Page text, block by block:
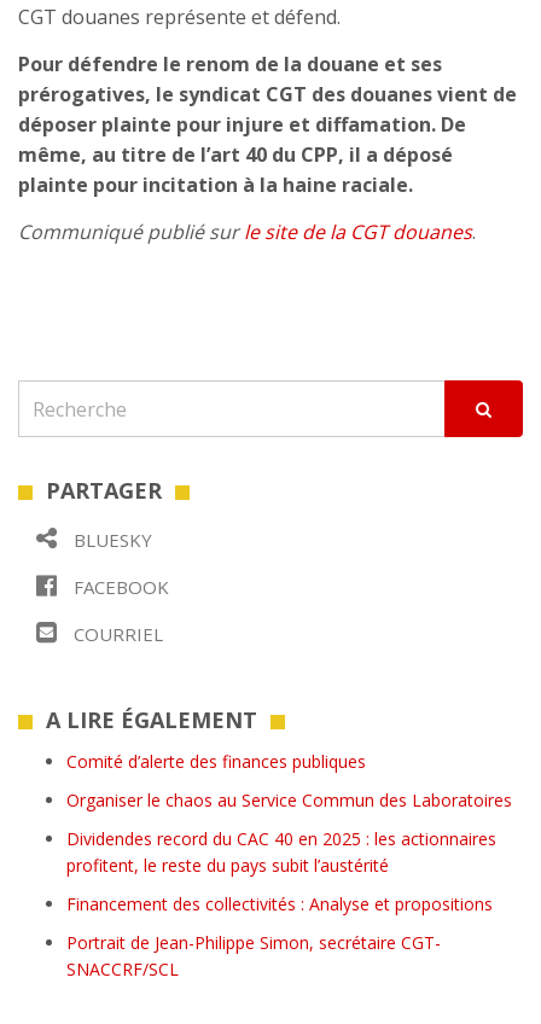
CGT douanes représente et défend.
Pour défendre le renom de la douane et ses
prérogatives, le syndicat CGT des douanes vient de
déposer plainte pour injure et diffamation. De
même, au titre de l’art 40 du CPP, il a déposé
plainte pour incitation à la haine raciale.
Communiqué publié surle site de la CGT douanes.
PARTAGER
BLUESKY
FACEBOOK
COURRIEL
A LIRE ÉGALEMENT
Comité d’alerte des finances publiques
Organiser le chaos au Service Commun des Laboratoires
Dividendes record du CAC 40 en 2025 : les actionnaires
profitent, le reste du pays subit l’austérité
Financement des collectivités : Analyse et propositions
Portrait de Jean-Philippe Simon, secrétaire CGT-
SNACCRF/SCL